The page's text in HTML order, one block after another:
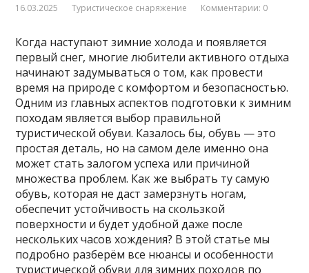
16.03.2025 Туристическое снаряжение Комментарии: 0
Когда наступают зимние холода и появляется
первый снег, многие любители активного отдыха
начинают задумываться о том, как провести
время на природе с комфортом и безопасностью.
Одним из главных аспектов подготовки к зимним
походам является выбор правильной
туристической обуви. Казалось бы, обувь — это
простая деталь, но на самом деле именно она
может стать залогом успеха или причиной
множества проблем. Как же выбрать ту самую
обувь, которая не даст замерзнуть ногам,
обеспечит устойчивость на скользкой
поверхности и будет удобной даже после
нескольких часов хождения? В этой статье мы
подробно разберём все нюансы и особенности
туристической обуви для зимних походов по